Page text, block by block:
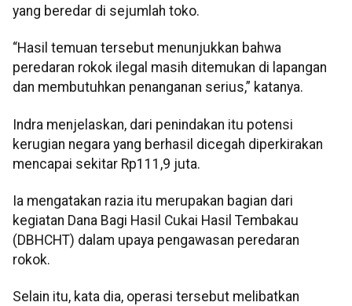
yang beredar di sejumlah toko.
“Hasil temuan tersebut menunjukkan bahwa
peredaran rokok ilegal masih ditemukan di lapangan
dan membutuhkan penanganan serius,” katanya.
Indra menjelaskan, dari penindakan itu potensi
kerugian negara yang berhasil dicegah diperkirakan
mencapai sekitar Rp111,9 juta.
Ia mengatakan razia itu merupakan bagian dari
kegiatan Dana Bagi Hasil Cukai Hasil Tembakau
(DBHCHT) dalam upaya pengawasan peredaran
rokok.
Selain itu, kata dia, operasi tersebut melibatkan